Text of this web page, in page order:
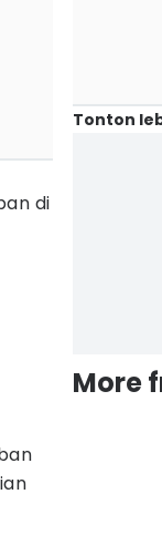
di
Tonton
More